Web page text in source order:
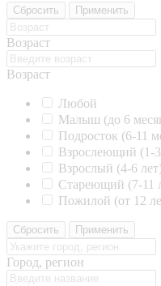
Сбросить Применить
Возраст
Возраст
Любой
Малыш (до 6
Подросток (6-11
Взрослеющий (1-3
Взрослый (4-6
Стареющий (7-11
Пожилой (от 12
Сбросить Применить
Город, регион